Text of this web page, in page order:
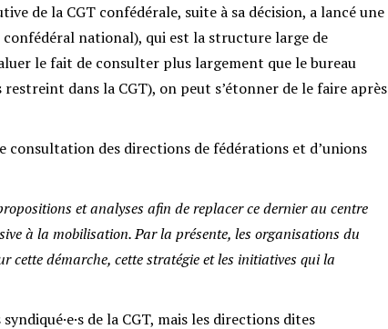
de la CGT confédérale, suite à sa décision, a lancé une
national), qui est la structure large de
le fait de consulter plus largement que le bureau
dans la CGT), on peut s’étonner de le faire après
des directions de fédérations et d’unions
et analyses afin de replacer ce dernier au centre
à la mobilisation. Par la présente, les organisations du
cette démarche, cette stratégie et les initiatives qui la
de la CGT, mais les directions dites